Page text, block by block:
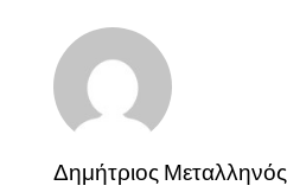
Δημήτριος Μεταλληνός